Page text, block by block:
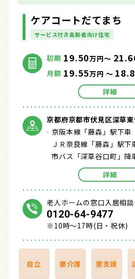
ケアコートだてまち
サービス付き高齢者向け住宅
初期 19.50万円～
月額 19.55万円 ～
詳細
京都府京都市伏見区深草
京阪本線「藤森」駅下車
ＪＲ奈良線「藤森」駅
市バス「深草谷口町」降
詳細
老人ホームの窓口入居相
0120-64-9477
※10時～17時(日・祝休)
自立 要介護 要支援